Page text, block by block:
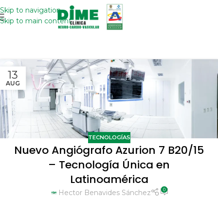
Skip to navigation
Skip to main content
13
AUG
TECNOLOGÍAS
Nuevo Angiógrafo Azurion 7 B20/15
– Tecnología Única en
Latinoamérica
Hector Benavides Sánchez 0